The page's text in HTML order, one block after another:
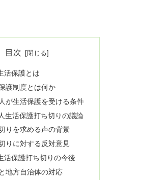
目次
活保護とは
護制度とは何か
が生活保護を受ける条件
生活保護打ち切りの議論
りを求める声の背景
りに対する反対意見
活保護打ち切りの今後
地方自治体の対応